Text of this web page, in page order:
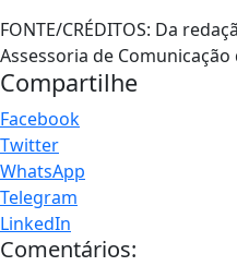
FONTE/CRÉDITOS: Da
Assessoria de
Compartilhe
Facebook
Twitter
WhatsApp
Telegram
LinkedIn
Comentários: